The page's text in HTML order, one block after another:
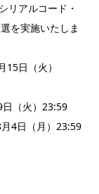
リアルコード・
を実施いたしま
日（火）
（火）23:59
4日（月）23:59